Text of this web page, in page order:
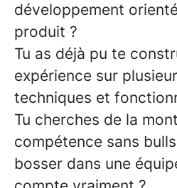
développement
produit ?
Tu as déjà pu te
expérience sur
techniques et
Tu cherches de la
compétence sans
bosser dans une